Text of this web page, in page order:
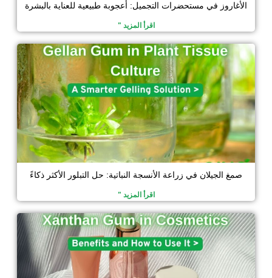
الأغاروز في مستحضرات التجميل: أعجوبة طبيعية للعناية بالبشرة
اقرأ المزيد "
صمغ الجيلان في زراعة الأنسجة النباتية: حل التبلور الأكثر ذكاءً
اقرأ المزيد "